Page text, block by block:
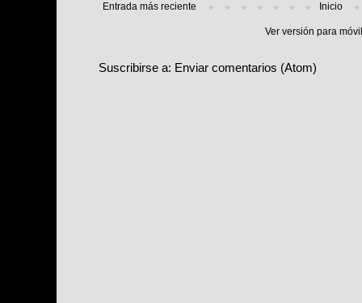
Entrada más reciente Inicio
Ver versión para
Suscribirse a: Enviar comentarios (Atom)